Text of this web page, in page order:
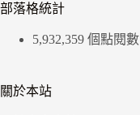
部落格統計
5,932,359 個點閱數
關於本站